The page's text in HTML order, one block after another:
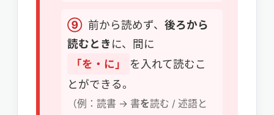
⑨ 前から読めず、 後ろから
読むときに、間に
「を・に」
を入れて読むこ
とができる。
（例：読書 → 書を読む / 述語と